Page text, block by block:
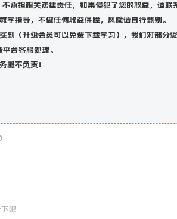
承担相关法律责任，如果侵犯了您的权益，请联
指导，不做任何收益保障，风险请自行甄别。
（升级会员可以免费下载学习），我们对部分
台客服处理。
概不负责！
吧